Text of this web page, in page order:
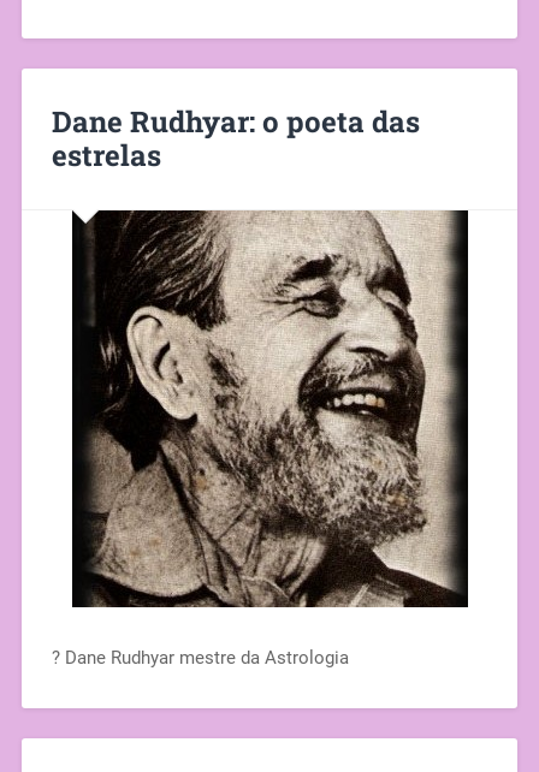
Dane Rudhyar: o poeta das
estrelas
? Dane Rudhyar mestre da Astrologia